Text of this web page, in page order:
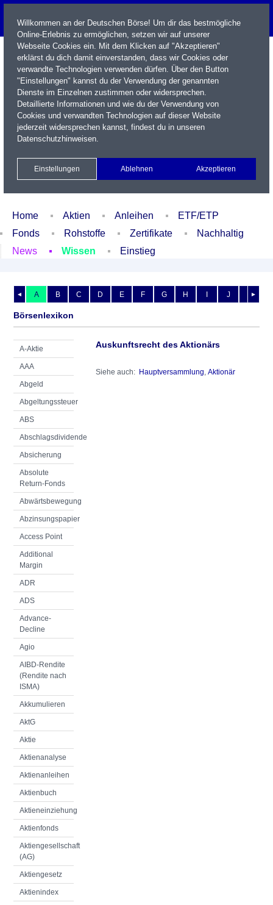
Name / WKN / ISIN / Kürzel
Xetra Realtime
Watchlist Portfolio Login
Home Aktien Anleihen
ETF/ETP
Fonds
Rohstoffe Zertifikate
Nachhaltig
News
Wissen Einstieg
◄ ►
A B C D E F G H I J K
Börsenlexikon
A-Aktie
AAA
Abgeld
Abgeltungssteuer
ABS
Abschlagsdividende
Absicherung
Absolute
Return-Fonds
Abwärtsbewegung
Abzinsungspapier
Access Point
Additional
Margin
ADR
ADS
Advance-
Decline
Agio
AIBD-Rendite
(Rendite nach
ISMA)
Akkumulieren
AktG
Aktie
Aktienanalyse
Aktienanleihen
Aktienbuch
Aktieneinziehung
Aktienfonds
Aktiengesellschaft
(AG)
Aktiengesetz
Aktienindex
Auskunftsrecht des Aktionärs
Siehe auch: Hauptversammlung, Aktionär
Willkommen an der Deutschen Börse! Um dir das bestmögliche
Online-Erlebnis zu ermöglichen, setzen wir auf unserer
Webseite Cookies ein. Mit dem Klicken auf "Akzeptieren"
erklärst du dich damit einverstanden, dass wir Cookies oder
verwandte Technologien verwenden dürfen. Über den Button
"Einstellungen" kannst du der Verwendung der genannten
Dienste im Einzelnen zustimmen oder widersprechen.
Detaillierte Informationen und wie du der Verwendung von
Cookies und verwandten Technologien auf dieser Website
jederzeit widersprechen kannst, findest du in unseren
Datenschutzhinweisen.
Einstellungen Ablehnen Akzeptieren